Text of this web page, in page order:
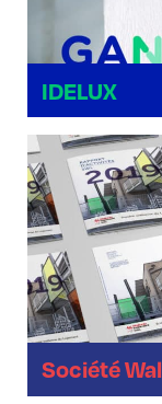
IDELUX
Société